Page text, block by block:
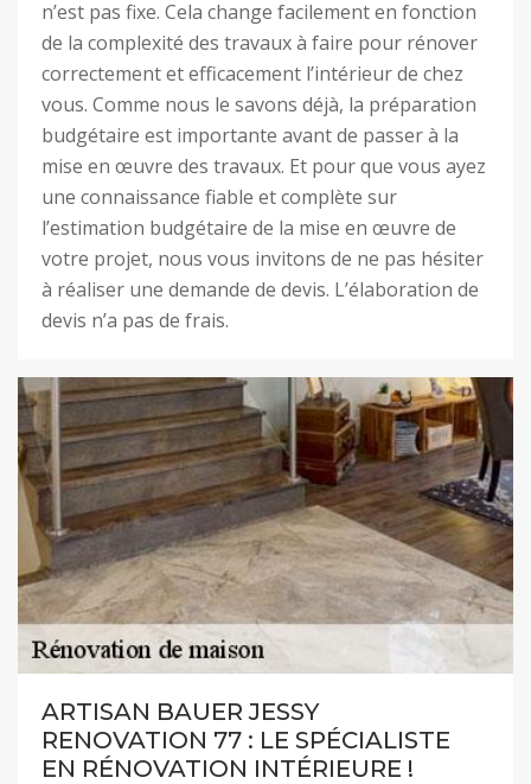
n’est pas fixe. Cela change facilement en fonction
de la complexité des travaux à faire pour rénover
correctement et efficacement l’intérieur de chez
vous. Comme nous le savons déjà, la préparation
budgétaire est importante avant de passer à la
mise en œuvre des travaux. Et pour que vous ayez
une connaissance fiable et complète sur
l’estimation budgétaire de la mise en œuvre de
votre projet, nous vous invitons de ne pas hésiter
à réaliser une demande de devis. L’élaboration de
devis n’a pas de frais.
ARTISAN BAUER JESSY
RENOVATION 77 : LE SPÉCIALISTE
EN RÉNOVATION INTÉRIEURE !